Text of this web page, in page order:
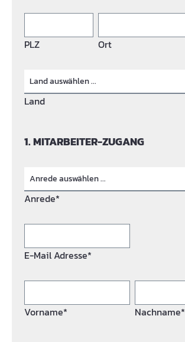
PLZ Ort
Land
1. MITARBEITER-ZUGANG
Anrede*
E-Mail Adresse*
Vorname* Nachname*